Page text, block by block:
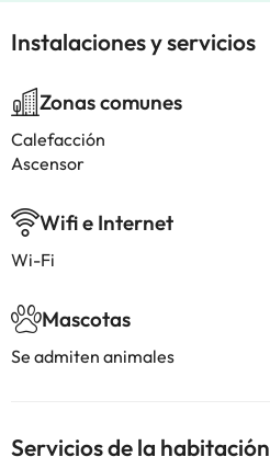
Instalaciones y servicios
Zonas comunes
Calefacción
Ascensor
Wifi e Internet
Wi-Fi
Mascotas
Se admiten animales
Servicios de la habitación